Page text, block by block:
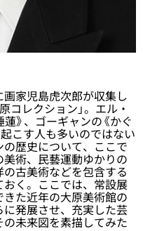
家児島虎次郎が収集し
コレクション」。エル・
》、ゴーギャンの《かぐ
こす人も多いのではない
歴史について、ここで
術、民藝運動ゆかりの
古美術などを包含する
く。ここでは、常設展
た近年の大原美術館の
発展させ、充実した芸
未来図を素描してみた